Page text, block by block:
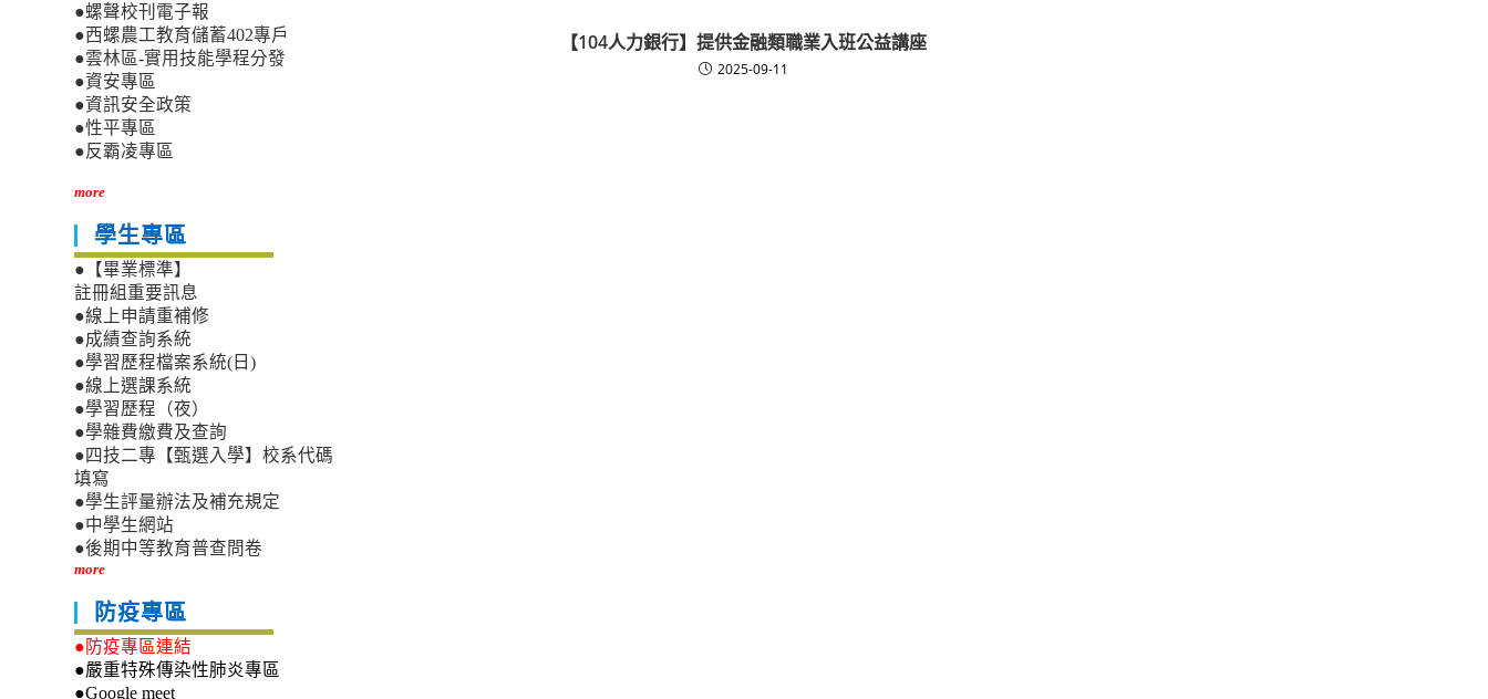
【104人力銀行】提供金融類職業入班公益講座
2025-09-11
●螺聲校刊電子報
●西螺農工教育儲蓄402專戶
●雲林區-實用技能學程分發
●資安專區
●資訊安全政策
●性平專區
●反霸凌專區
more
學生專區
●【畢業標準】
註冊組重要訊息
●線上申請重補修
●成績查詢系統
●學習歷程檔案系統(日)
●線上選課系統
●學習歷程（夜）
●學雜費繳費及查詢
●四技二專【甄選入學】校系代碼
填寫
●學生評量辦法及補充規定
●中學生網站
●後期中等教育普查問卷
more
防疫專區
●防疫專區連結
●嚴重特殊傳染性肺炎專區
●Google meet